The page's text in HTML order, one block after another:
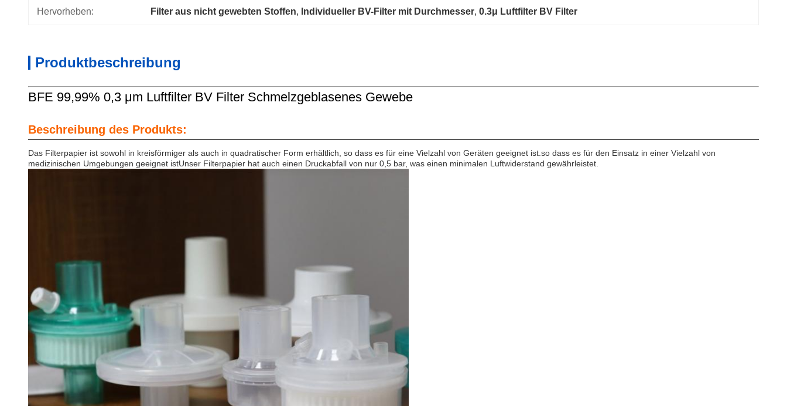
Hervorheben: Filter aus nicht gewebten Stoffen, Individueller BV-Filter mit Durchmesser, 0.3μ Luftfilter BV Filter
Produktbeschreibung
BFE 99,99% 0,3 μm Luftfilter BV Filter Schmelzgeblasenes Gewebe
Beschreibung des Produkts:
Das Filterpapier ist sowohl in kreisförmiger als auch in quadratischer Form erhältlich, so dass es für eine Vielzahl von Geräten geeignet ist.so dass es für den Einsatz in einer Vielzahl von
medizinischen Umgebungen geeignet istUnser Filterpapier hat auch einen Druckabfall von nur 0,5 bar, was einen minimalen Luftwiderstand gewährleistet.